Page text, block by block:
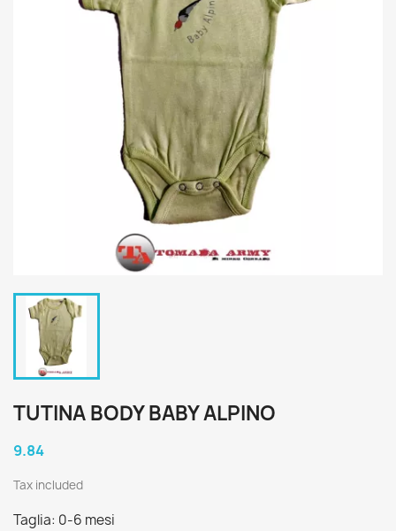
TUTINA BODY BABY ALPINO
9.84
Tax included
Taglia: 0-6 mesi